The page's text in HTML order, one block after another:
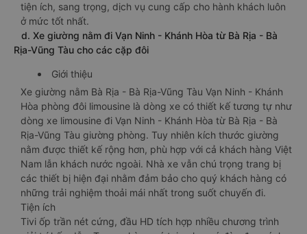
tiện ích, sang trọng, dịch vụ cung cấp cho hành khách luôn
ở mức tốt nhất.
d. Xe giường nằm đi Vạn Ninh - Khánh Hòa từ Bà Rịa - Bà
Rịa-Vũng Tàu cho các cặp đôi
Giới thiệu
Xe giường nằm Bà Rịa - Bà Rịa-Vũng Tàu Vạn Ninh - Khánh
Hòa phòng đôi limousine là dòng xe có thiết kế tương tự như
dòng xe limousine đi Vạn Ninh - Khánh Hòa từ Bà Rịa - Bà
Rịa-Vũng Tàu giường phòng. Tuy nhiên kích thước giường
nằm được thiết kế rộng hơn, phù hợp với cả khách hàng Việt
Nam lẫn khách nước ngoài. Nhà xe vẫn chú trọng trang bị
các thiết bị hiện đại nhằm đảm bảo cho quý khách hàng có
những trải nghiệm thoải mái nhất trong suốt chuyến đi.
Tiện ích
Tivi ốp trần nét cứng, đầu HD tích hợp nhiều chương trình